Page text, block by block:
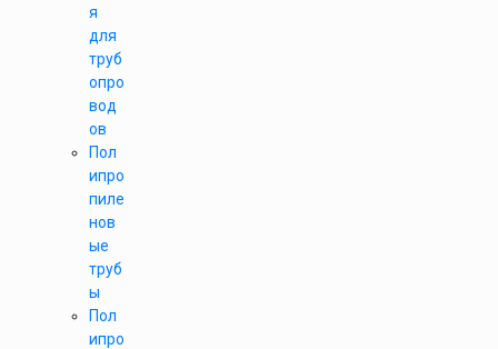
я
для
труб
опро
вод
ов
Пол
ипро
пиле
нов
ые
труб
ы
Пол
ипро